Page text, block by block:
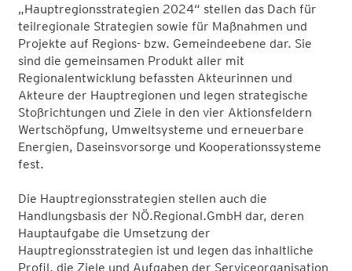
„Hauptregionsstrategien 2024“ stellen das Dach für
teilregionale Strategien sowie für Maßnahmen und
Projekte auf Regions- bzw. Gemeindeebene dar. Sie
sind die gemeinsamen Produkt aller mit
Regionalentwicklung befassten Akteurinnen und
Akteure der Hauptregionen und legen strategische
Stoßrichtungen und Ziele in den vier Aktionsfeldern
Wertschöpfung, Umweltsysteme und erneuerbare
Energien, Daseinsvorsorge und Kooperationssysteme
fest.
Die Hauptregionsstrategien stellen auch die
Handlungsbasis der NÖ.Regional.GmbH dar, deren
Hauptaufgabe die Umsetzung der
Hauptregionsstrategien ist und legen das inhaltliche
Profil, die Ziele und Aufgaben der Serviceorganisation